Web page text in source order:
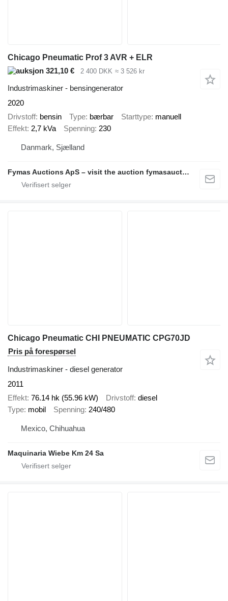
Chicago Pneumatic Prof 3 AVR + ELR
321,10 €
2 400 DKK ≈ 3 526 kr
Industrimaskiner - bensingenerator
2020
Drivstoff bensin Type bærbar Starttype manuell
Effekt 2,7 kVa Spenning 230
Danmark, Sjælland
Fymas Auctions ApS – visit the auction fymasauctions.dk
Chicago Pneumatic CHI PNEUMATIC CPG70JD
Pris på forespørsel
Industrimaskiner - diesel generator
2011
Effekt 76.14 hk (55.96 kW) Drivstoff diesel
Type mobil Spenning 240/480
Mexico, Chihuahua
Maquinaria Wiebe Km 24 Sa